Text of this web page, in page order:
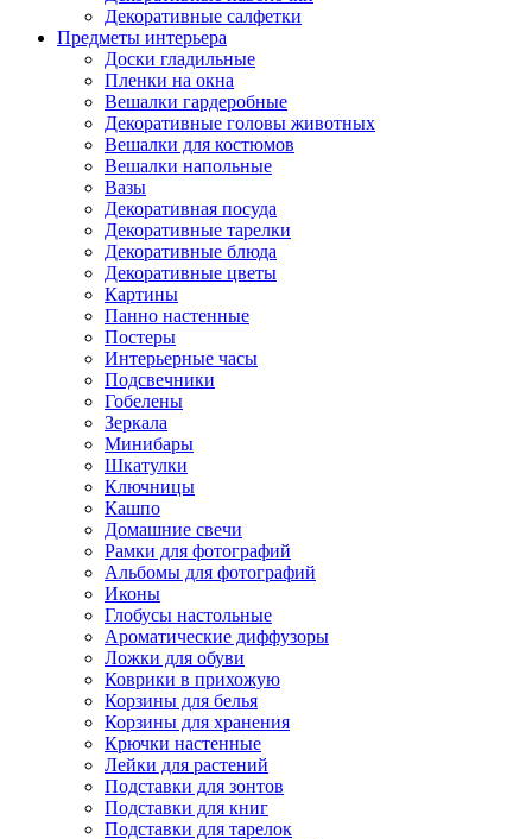
Декоративные салфетки
Предметы интерьера
Доски гладильные
Пленки на окна
Вешалки гардеробные
Декоративные головы животных
Вешалки для костюмов
Вешалки напольные
Вазы
Декоративная посуда
Декоративные тарелки
Декоративные блюда
Декоративные цветы
Картины
Панно настенные
Постеры
Интерьерные часы
Подсвечники
Гобелены
Зеркала
Минибары
Шкатулки
Ключницы
Кашпо
Домашние свечи
Рамки для фотографий
Альбомы для фотографий
Иконы
Глобусы настольные
Ароматические диффузоры
Ложки для обуви
Коврики в прихожую
Корзины для белья
Корзины для хранения
Крючки настенные
Лейки для растений
Подставки для зонтов
Подставки для книг
Подставки для тарелок